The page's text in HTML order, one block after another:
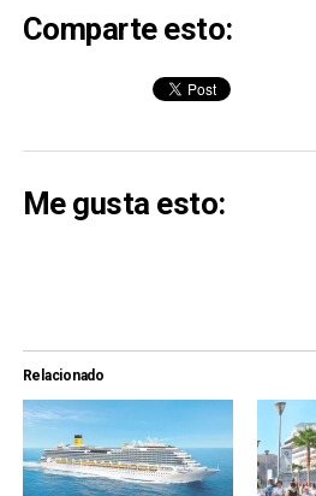
Comparte esto:
Me gusta esto:
Relacionado